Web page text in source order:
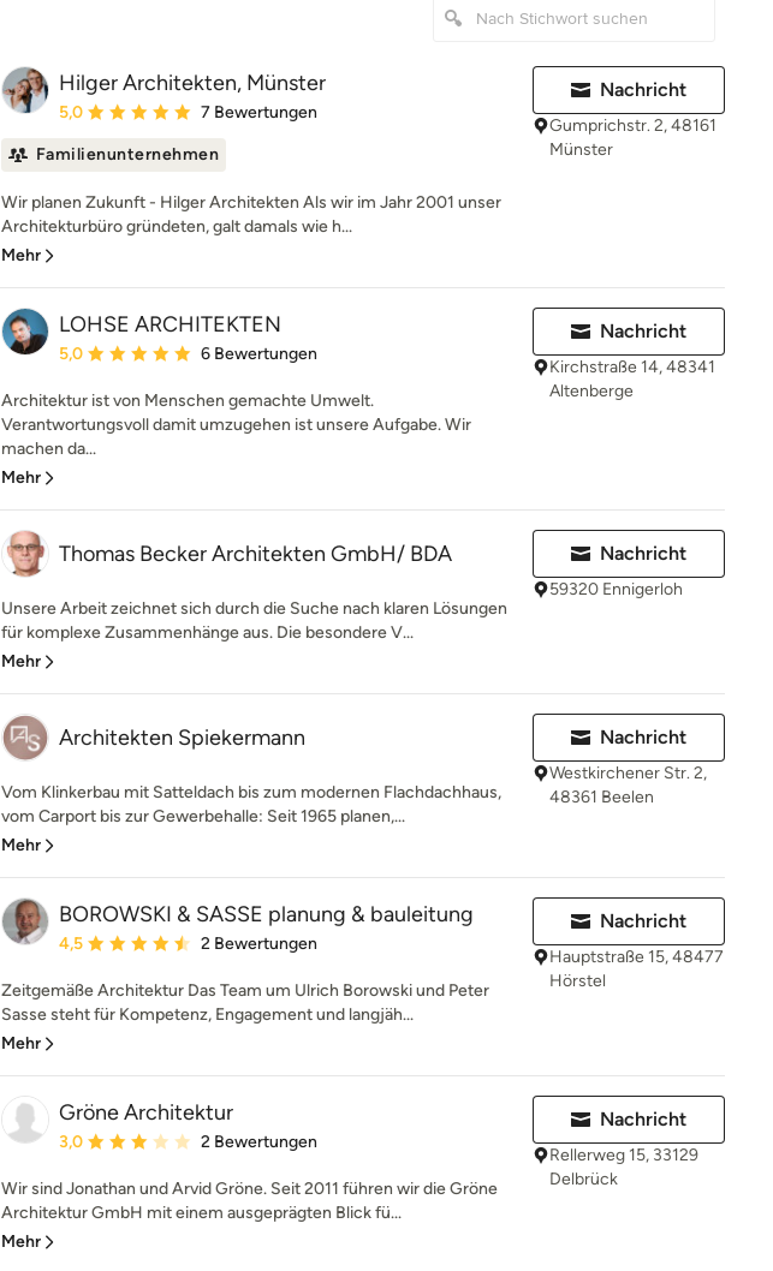
Hilger Architekten, Münster
Durchschnittliche Bewertung: 5 von 5 Sternen
5,0 7 Bewertungen
Familienunternehmen
Wir planen Zukunft - Hilger Architekten Als wir im Jahr 2001 unser
Architekturbüro gründeten, galt damals wie h...
Mehr
Nachricht
Gumprichstr. 2, 48161
Münster
LOHSE ARCHITEKTEN
Durchschnittliche Bewertung: 5 von 5 Sternen
5,0 6 Bewertungen
Architektur ist von Menschen gemachte Umwelt.
Verantwortungsvoll damit umzugehen ist unsere Aufgabe. Wir
machen da...
Mehr
Nachricht
Kirchstraße 14, 48341
Altenberge
Thomas Becker Architekten GmbH/ BDA
Unsere Arbeit zeichnet sich durch die Suche nach klaren Lösungen
für komplexe Zusammenhänge aus. Die besondere V...
Mehr
Nachricht
59320 Ennigerloh
Architekten Spiekermann
Vom Klinkerbau mit Satteldach bis zum modernen Flachdachhaus,
vom Carport bis zur Gewerbehalle: Seit 1965 planen,...
Mehr
Nachricht
Westkirchener Str. 2,
48361 Beelen
BOROWSKI & SASSE planung & bauleitung
Durchschnittliche Bewertung: 4.5 von 5 Sternen
4,5 2 Bewertungen
Zeitgemäße Architektur Das Team um Ulrich Borowski und Peter
Sasse steht für Kompetenz, Engagement und langjäh...
Mehr
Nachricht
Hauptstraße 15, 48477
Hörstel
Gröne Architektur
Durchschnittliche Bewertung: 3 von 5 Sternen
3,0 2 Bewertungen
Wir sind Jonathan und Arvid Gröne. Seit 2011 führen wir die Gröne
Architektur GmbH mit einem ausgeprägten Blick fü...
Mehr
Nachricht
Rellerweg 15, 33129
Delbrück